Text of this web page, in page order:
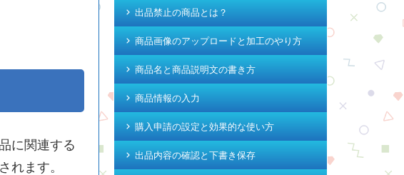
に関連する
れます。
出品禁止の商品とは？
商品画像のアップロードと加工のやり方
商品名と商品説明文の書き方
商品情報の入力
購入申請の設定と効果的な使い方
出品内容の確認と下書き保存